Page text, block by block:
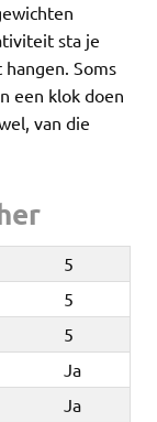
sta je
Soms
een klok doen
van die
5
5
5
Ja
Ja